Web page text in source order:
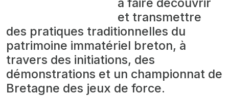
et transmettre
des pratiques traditionnelles du
patrimoine immatériel breton, à
travers des initiations, des
démonstrations et un championnat de
Bretagne des jeux de force.